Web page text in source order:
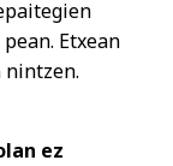
Etxean
ez